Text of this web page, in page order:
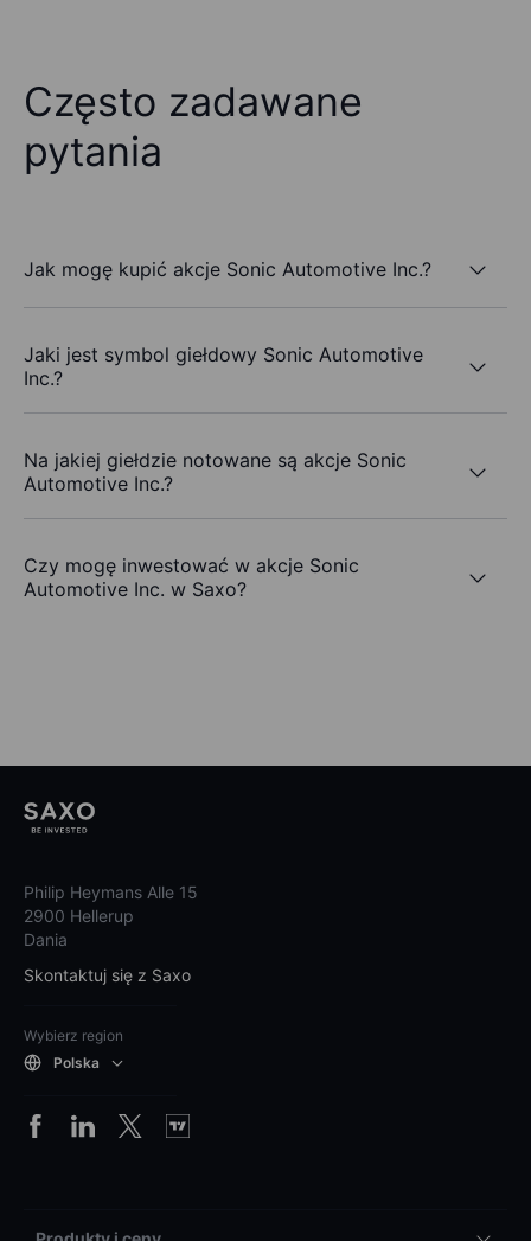
Często zadawane
pytania
Jak mogę kupić akcje Sonic Automotive Inc.?
Jaki jest symbol giełdowy Sonic Automotive
Inc.?
Na jakiej giełdzie notowane są akcje Sonic
Automotive Inc.?
Czy mogę inwestować w akcje Sonic
Automotive Inc. w Saxo?
Philip Heymans Alle 15
2900 Hellerup
Dania
Skontaktuj się z Saxo
Wybierz region
Polska